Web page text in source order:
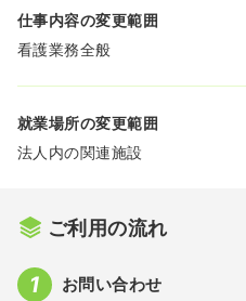
仕事内容の変更範囲
看護業務全般
就業場所の変更範囲
法人内の関連施設
ご利用の流れ
お問い合わせ